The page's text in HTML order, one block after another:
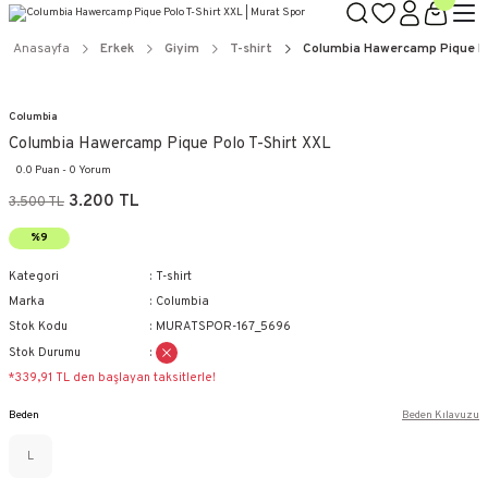
Anasayfa Erkek Giyim T-shirt Columbia Hawercamp Pique
Columbia
Columbia Hawercamp Pique Polo T-Shirt XXL
0.0 Puan - 0 Yorum
3.500 TL 3.200 TL
%9
Kategori
T-shirt
Marka
Columbia
Stok Kodu
MURATSPOR-167_5696
Stok Durumu
*339,91 TL den başlayan taksitlerle!
Beden
L
Beden Kılavuzu